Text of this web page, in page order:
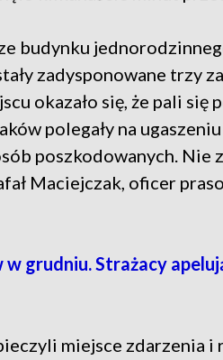
budynku
zadysponowane trzy
okazało się, że pali się
polegały na
poszkodowanych. Nie
Maciejczak, oficer
grudniu. Strażacy
miejsce zdarzenia